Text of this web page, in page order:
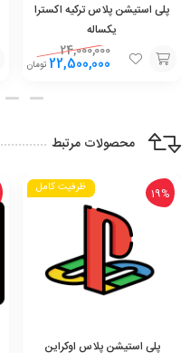
پلی استیشن پلاس ترکیه اکسترا
یکساله
24,000,000
22,500,000 تومان
سبد
محصولات مرتبط
ظرفیت کامل 19%
پلی استیشن پلاس اوکراین